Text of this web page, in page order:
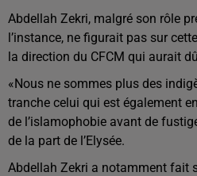
Abdellah Zekri, malgré son rôle
l’instance, ne figurait pas sur
la direction du CFCM qui aurait
«Nous ne sommes plus des
tranche celui qui est également
de l’islamophobie avant de
de la part de l’Elysée.
Abdellah Zekri a notamment fait